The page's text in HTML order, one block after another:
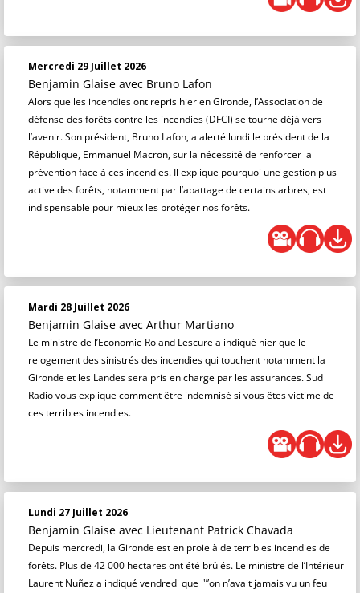
Mercredi 29 Juillet 2026
Benjamin Glaise avec Bruno Lafon
Alors que les incendies ont repris hier en Gironde, l’Association de
défense des forêts contre les incendies (DFCI) se tourne déjà vers
l’avenir. Son président, Bruno Lafon, a alerté lundi le président de la
République, Emmanuel Macron, sur la nécessité de renforcer la
prévention face à ces incendies. Il explique pourquoi une gestion plus
active des forêts, notamment par l’abattage de certains arbres, est
indispensable pour mieux les protéger nos forêts.
Mardi 28 Juillet 2026
Benjamin Glaise avec Arthur Martiano
Le ministre de l’Economie Roland Lescure a indiqué hier que le
relogement des sinistrés des incendies qui touchent notamment la
Gironde et les Landes sera pris en charge par les assurances. Sud
Radio vous explique comment être indemnisé si vous êtes victime de
ces terribles incendies.
Lundi 27 Juillet 2026
Benjamin Glaise avec Lieutenant Patrick Chavada
Depuis mercredi, la Gironde est en proie à de terribles incendies de
forêts. Plus de 42 000 hectares ont été brûlés. Le ministre de l’Intérieur
Laurent Nuñez a indiqué vendredi que l'”on n’avait jamais vu un feu